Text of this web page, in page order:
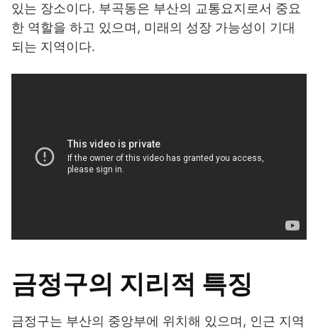
있는 장소이다. 부곡동은 부산의 교통요지로서 중요
한 역할을 하고 있으며, 미래의 성장 가능성이 기대
되는 지역이다.
금정구의 지리적 특징
금정구는 부산의 중앙부에 위치해 있으며, 인근 지역